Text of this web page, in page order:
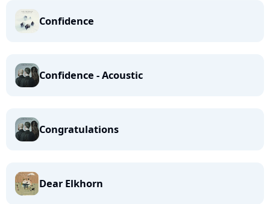
Confidence
Confidence - Acoustic
Congratulations
Dear Elkhorn